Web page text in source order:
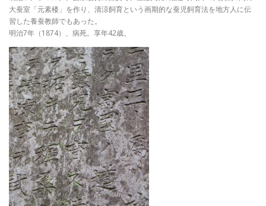
大蚕室「元素楼」を作り、清涼飼育という画期的な蚕児飼育法を地方人に伝
習した養蚕教師でもあった。
明治7年（1874）、病死。享年42歳。